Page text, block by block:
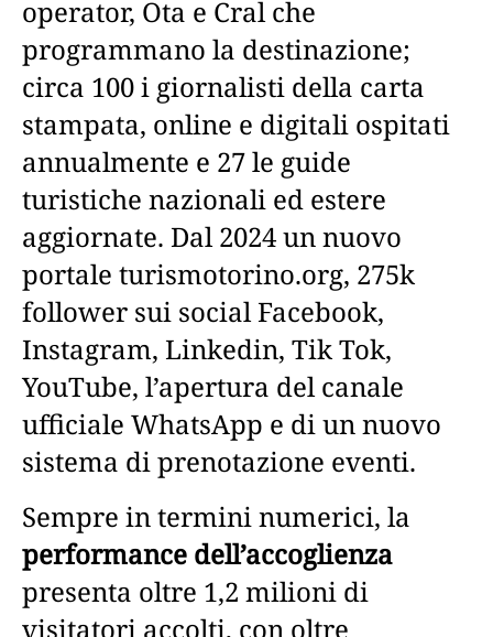
operator, Ota e Cral che
programmano la destinazione;
circa 100 i giornalisti della carta
stampata, online e digitali ospitati
annualmente e 27 le guide
turistiche nazionali ed estere
aggiornate. Dal 2024 un nuovo
portale turismotorino.org, 275k
follower sui social Facebook,
Instagram, Linkedin, Tik Tok,
YouTube, l’apertura del canale
ufficiale WhatsApp e di un nuovo
sistema di prenotazione eventi.
Sempre in termini numerici, la
performance dell’accoglienza
presenta oltre 1,2 milioni di
visitatori accolti, con oltre